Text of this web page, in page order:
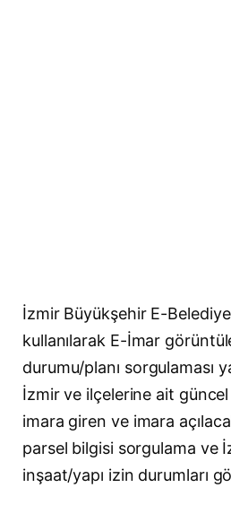
İzmir Büyükşehir E-
kullanılarak E-İmar
durumu/planı sorgulaması
İzmir ve ilçelerine ait
imara giren ve imara
parsel bilgisi sorgulama ve
inşaat/yapı izin durumları